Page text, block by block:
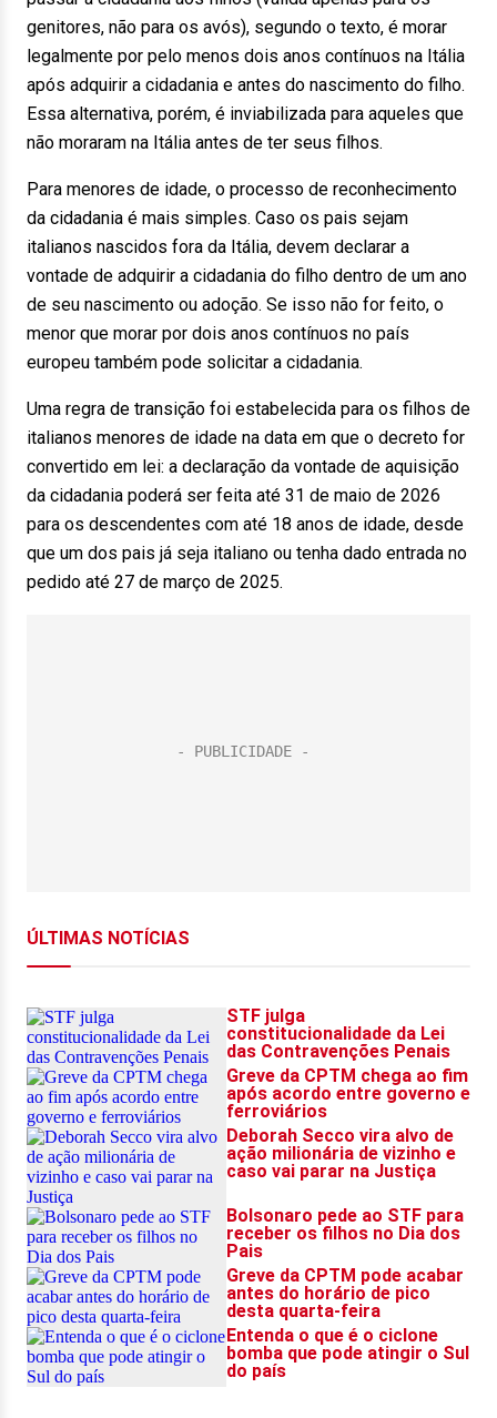
genitores, não para os avós), segundo o texto, é morar
legalmente por pelo menos dois anos contínuos na Itália
após adquirir a cidadania e antes do nascimento do filho.
Essa alternativa, porém, é inviabilizada para aqueles que
não moraram na Itália antes de ter seus filhos.
Para menores de idade, o processo de reconhecimento
da cidadania é mais simples. Caso os pais sejam
italianos nascidos fora da Itália, devem declarar a
vontade de adquirir a cidadania do filho dentro de um ano
de seu nascimento ou adoção. Se isso não for feito, o
menor que morar por dois anos contínuos no país
europeu também pode solicitar a cidadania.
Uma regra de transição foi estabelecida para os filhos de
italianos menores de idade na data em que o decreto for
convertido em lei: a declaração da vontade de aquisição
da cidadania poderá ser feita até 31 de maio de 2026
para os descendentes com até 18 anos de idade, desde
que um dos pais já seja italiano ou tenha dado entrada no
pedido até 27 de março de 2025.